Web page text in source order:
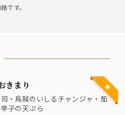
です。
きまり
・烏賊のいしるチャンジャ・茄
子の天ぷら